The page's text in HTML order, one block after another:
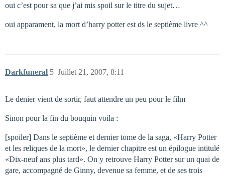
oui c’est pour sa que j’ai mis spoil sur le titre du sujet…
oui apparament, la mort d’harry potter est ds le septième livre ^^
Darkfuneral Juillet 21, 2007, 8:11
5
Le denier vient de sortir, faut attendre un peu pour le film
Sinon pour la fin du bouquin voila :
[spoiler] Dans le septième et dernier tome de la saga, «Harry Potter
et les reliques de la mort», le dernier chapitre est un épilogue intitulé
«Dix-neuf ans plus tard». On y retrouve Harry Potter sur un quai de
gare, accompagné de Ginny, devenue sa femme, et de ses trois